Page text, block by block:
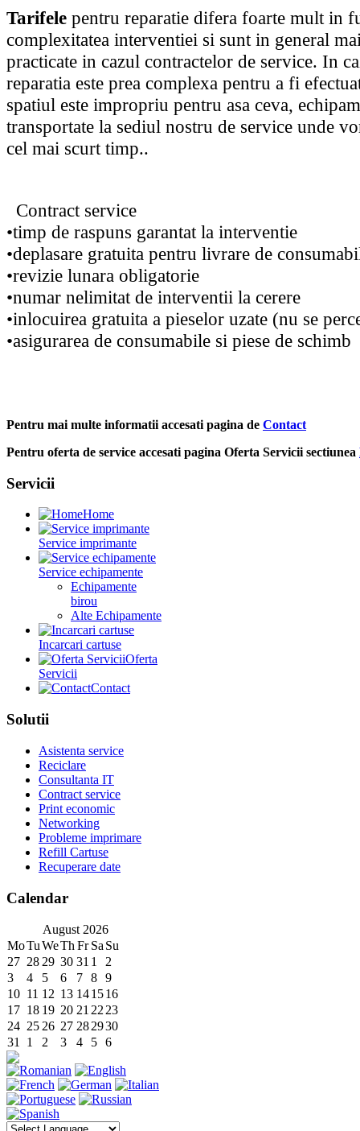
Tarifele pentru reparatie difera foarte mult in
complexitatea interventiei si sunt in general
practicate in cazul contractelor de service. In
reparatia este prea complexa pentru a fi
spatiul este impropriu pentru asa ceva,
transportate la sediul nostru de service unde
cel mai scurt timp..
Contract service
•timp de raspuns garantat la interventie
•deplasare gratuita pentru livrare de
•revizie lunara obligatorie
•numar nelimitat de interventii la cerere
•inlocuirea gratuita a pieselor uzate (nu se
•asigurarea de consumabile si piese de schimb
Pentru mai multe informatii accesati pagina de Contact
Pentru oferta de service accesati pagina Oferta Servicii sectiunea
Servicii
Home
Service imprimante
Service echipamente
Echipamente
birou
Alte Echipamente
Incarcari cartuse
Oferta
Servicii
Contact
Solutii
Asistenta service
Reciclare
Consultanta IT
Contract service
Print economic
Networking
Probleme imprimare
Refill Cartuse
Recuperare date
Calendar
August 2026
MoTuWeTh Fr Sa Su
27 28 29 30 31 1
2
3
4 5 6 7 8 9
10 11 12 13 141516
17 18 19 20 21 22 23
24 25 26 27 282930
31
1 2 3 4 5 6